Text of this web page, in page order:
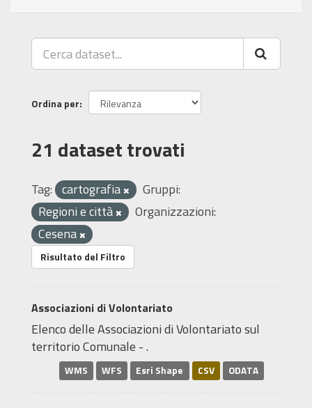
Ordina per
21 dataset trovati
Tag: cartografia
Gruppi:
Regioni e città
Organizzazioni:
Cesena
Risultato del Filtro
Associazioni di Volontariato
Elenco delle Associazioni di Volontariato sul
territorio Comunale - .
WMS WFS Esri Shape CSV ODATA